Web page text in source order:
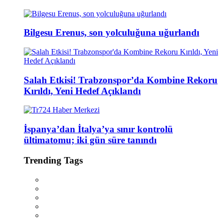
Bilgesu Erenus, son yolculuğuna uğurlandı
Salah Etkisi! Trabzonspor’da Kombine Rekoru
Kırıldı, Yeni Hedef Açıklandı
İspanya’dan İtalya’ya sınır kontrolü
ültimatomu; iki gün süre tanındı
Trending Tags